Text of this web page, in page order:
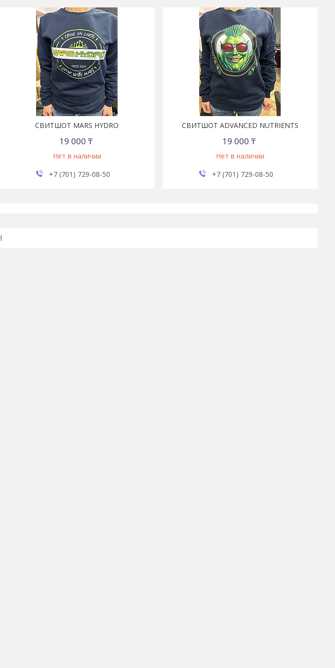
СВИТШОТ MARS HYDRO
19 000 ₸
Нет в наличии
+7 (701) 729-08-50
СВИТШОТ ADVANCED NUTRIENTS
19 000 ₸
Нет в наличии
+7 (701) 729-08-50